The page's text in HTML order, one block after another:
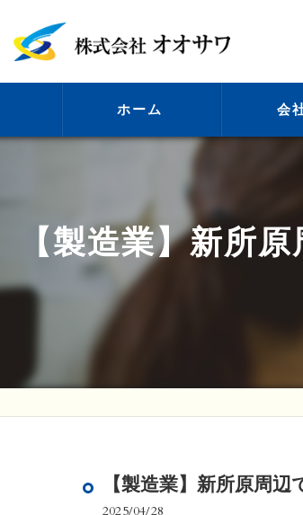
ホーム 会
ビジョン
【製造業】新所
【製造業】新所原周
2025/04/28